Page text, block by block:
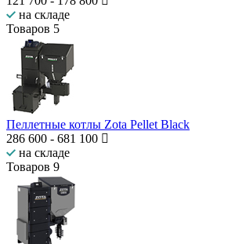
на складе
Товаров 5
Пеллетные котлы Zota Pellet Black
286 600 - 681 100
на складе
Товаров 9